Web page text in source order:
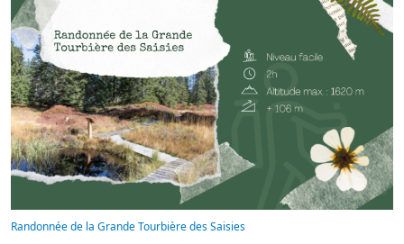
Randonnée de la Grande Tourbière des Saisies